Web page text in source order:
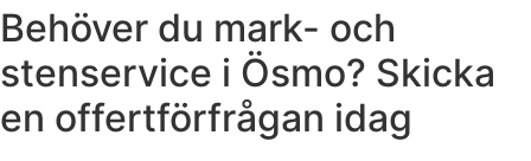
Behöver du mark- och
stenservice i Ösmo? Skicka
en offertförfrågan idag